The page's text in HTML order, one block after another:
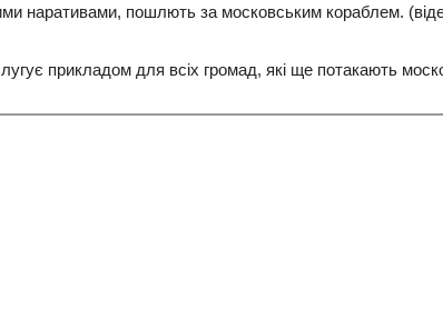
наративами, пошлють за московським кораблем.
прикладом для всіх громад, які ще потакають